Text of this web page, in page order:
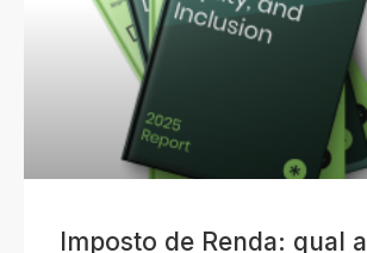
Imposto de Renda: qual a